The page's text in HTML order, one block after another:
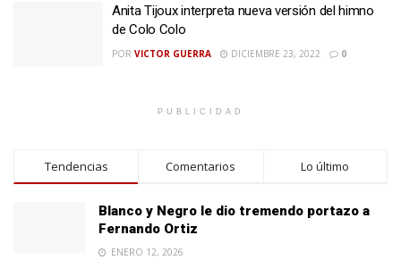
Anita Tijoux interpreta nueva versión del himno
de Colo Colo
POR VICTOR GUERRA DICIEMBRE 23, 2022 0
PUBLICIDAD
Tendencias Comentarios Lo último
Blanco y Negro le dio tremendo portazo a
Fernando Ortiz
ENERO 12, 2026